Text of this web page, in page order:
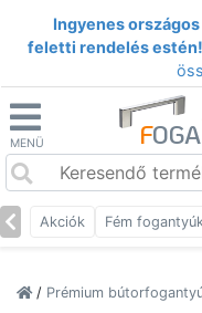
Ingyenes
feletti rendelés estén!
MENÜ F
Akciók Fém
/ Prémium